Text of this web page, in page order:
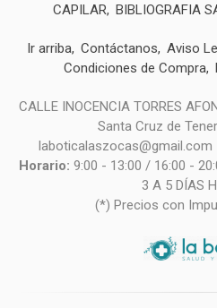
CAPILAR BIBLIOGRAFIA
Ir arriba Contáctanos Aviso
Condiciones de Compra
CALLE INOCENCIA TORRES
Santa Cruz de
laboticalaszocas@gmail.com
Horario: 9:00 - 13:00 / 16:00 -
3 A 5 DÍAS
(*) Precios con